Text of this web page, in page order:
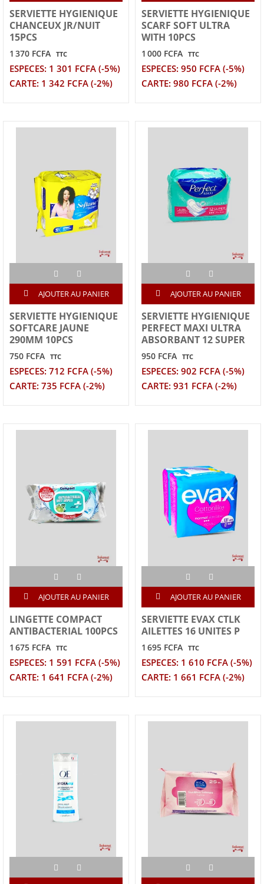
SERVIETTE HYGIENIQUE
CHANCEUX JR/NUIT
15PCS
1 370 FCFA TTC
ESPECES: 1 301 FCFA (-5%)
CARTE: 1 342 FCFA (-2%)
SERVIETTE HYGIENIQUE
SCARF SOFT ULTRA
WITH 10PCS
1 000 FCFA TTC
ESPECES: 950 FCFA (-5%)
CARTE: 980 FCFA (-2%)
AJOUTER AU PANIER
SERVIETTE HYGIENIQUE
SOFTCARE JAUNE
290MM 10PCS
750 FCFA TTC
ESPECES: 712 FCFA (-5%)
CARTE: 735 FCFA (-2%)
AJOUTER AU PANIER
SERVIETTE HYGIENIQUE
PERFECT MAXI ULTRA
ABSORBANT 12 SUPER
950 FCFA TTC
ESPECES: 902 FCFA (-5%)
CARTE: 931 FCFA (-2%)
AJOUTER AU PANIER
LINGETTE COMPACT
ANTIBACTERIAL 100PCS
1 675 FCFA TTC
ESPECES: 1 591 FCFA (-5%)
CARTE: 1 641 FCFA (-2%)
AJOUTER AU PANIER
SERVIETTE EVAX CTLK
AILETTES 16 UNITES P
1 695 FCFA TTC
ESPECES: 1 610 FCFA (-5%)
CARTE: 1 661 FCFA (-2%)